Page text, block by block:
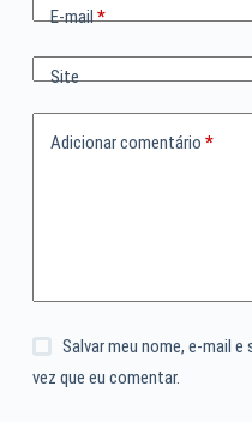
E-mail*
Site
Adicionar comentário *
Salvar meu nome, e-mail
vez que eu comentar.